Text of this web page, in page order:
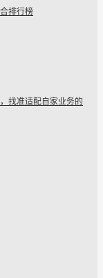
排行榜
找准适配自家业务的